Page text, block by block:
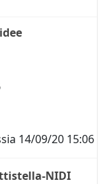
14/09/20 15:06
NIDI